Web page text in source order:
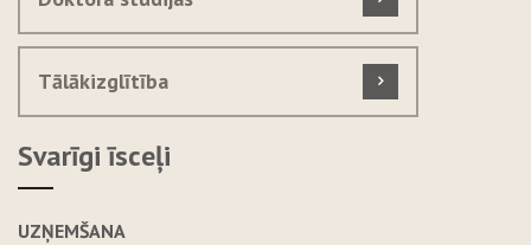
Tālākizglītība
Svarīgi īsceļi
UZŅEMŠANA